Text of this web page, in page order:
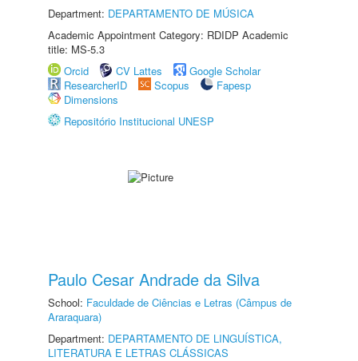
Department: DEPARTAMENTO DE MÚSICA
Academic Appointment Category: RDIDP Academic
title: MS-5.3
Orcid
CV Lattes
Google Scholar
ResearcherID
Scopus
Fapesp
Dimensions
Repositório Institucional UNESP
Paulo Cesar Andrade da Silva
School: Faculdade de Ciências e Letras (Câmpus de
Araraquara)
Department: DEPARTAMENTO DE LINGUÍSTICA,
LITERATURA E LETRAS CLÁSSICAS